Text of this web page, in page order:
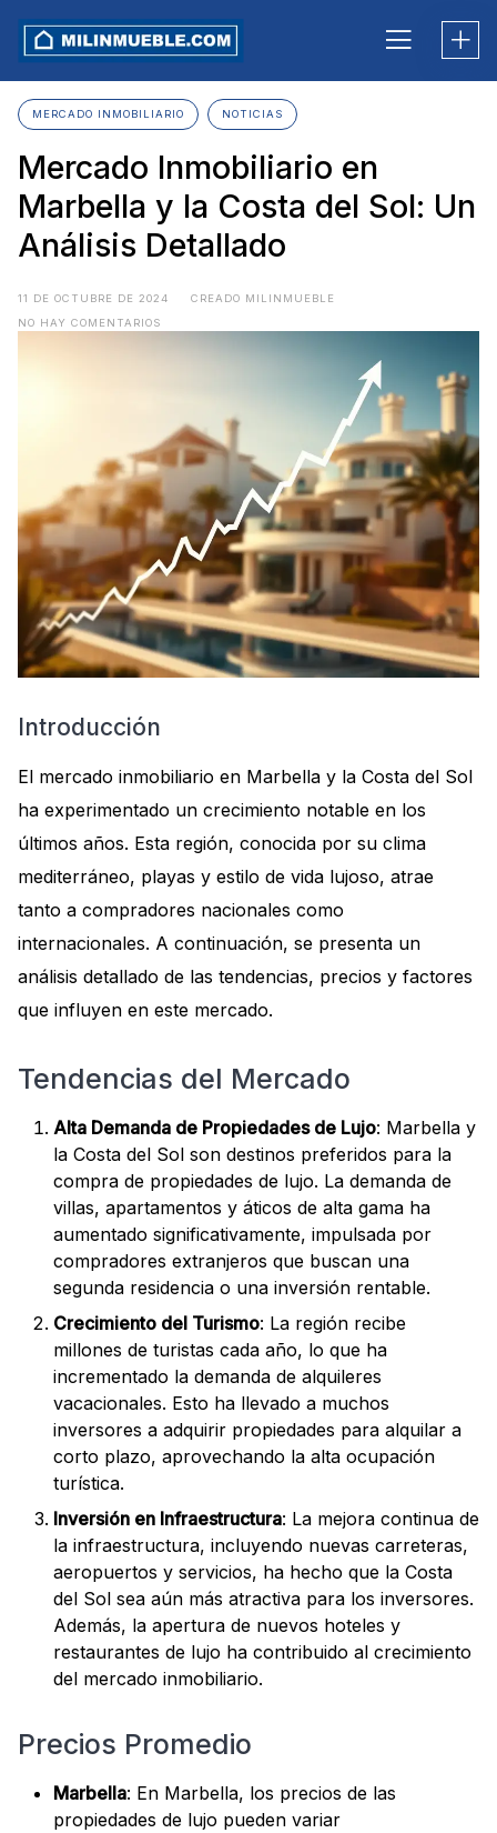
content
MERCADO INMOBILIARIO NOTICIAS
Mercado Inmobiliario en
Marbella y la Costa del Sol: Un
Análisis Detallado
11 DE OCTUBRE DE 2024
CREADO MILINMUEBLE
NO HAY COMENTARIOS
Introducción
El mercado inmobiliario en Marbella y la Costa del Sol
ha experimentado un crecimiento notable en los
últimos años. Esta región, conocida por su clima
mediterráneo, playas y estilo de vida lujoso, atrae
tanto a compradores nacionales como
internacionales. A continuación, se presenta un
análisis detallado de las tendencias, precios y factores
que influyen en este mercado.
Tendencias del Mercado
Alta Demanda de Propiedades de Lujo: Marbella y
la Costa del Sol son destinos preferidos para la
compra de propiedades de lujo. La demanda de
villas, apartamentos y áticos de alta gama ha
aumentado significativamente, impulsada por
compradores extranjeros que buscan una
segunda residencia o una inversión rentable.
Crecimiento del Turismo: La región recibe
millones de turistas cada año, lo que ha
incrementado la demanda de alquileres
vacacionales. Esto ha llevado a muchos
inversores a adquirir propiedades para alquilar a
corto plazo, aprovechando la alta ocupación
turística.
Inversión en Infraestructura: La mejora continua de
la infraestructura, incluyendo nuevas carreteras,
aeropuertos y servicios, ha hecho que la Costa
del Sol sea aún más atractiva para los inversores.
Además, la apertura de nuevos hoteles y
restaurantes de lujo ha contribuido al crecimiento
del mercado inmobiliario.
Precios Promedio
Marbella: En Marbella, los precios de las
propiedades de lujo pueden variar